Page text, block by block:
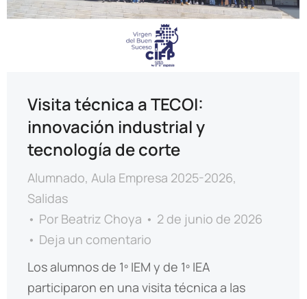
Visita técnica a TECOI:
innovación industrial y
tecnología de corte
Alumnado, Aula Empresa 2025-2026,
Salidas
Por Beatriz Choya
2 de junio de 2026
Deja un comentario
Los alumnos de 1º IEM y de 1º IEA
participaron en una visita técnica a las